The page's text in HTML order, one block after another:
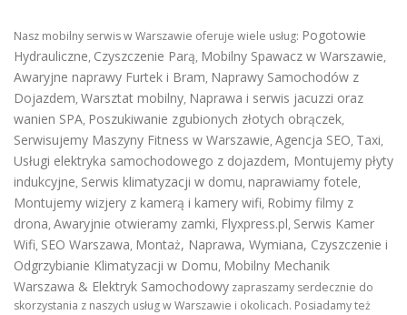
Nasz mobilny serwis w Warszawie oferuje wiele usług: Pogotowie
Hydrauliczne, Czyszczenie Parą, Mobilny Spawacz w Warszawie,
Awaryjne naprawy Furtek i Bram, Naprawy Samochodów z
Dojazdem, Warsztat mobilny, Naprawa i serwis jacuzzi oraz
wanien SPA, Poszukiwanie zgubionych złotych obrączek,
Serwisujemy Maszyny Fitness w Warszawie, Agencja SEO, Taxi,
Usługi elektryka samochodowego z dojazdem, Montujemy płyty
indukcyjne, Serwis klimatyzacji w domu, naprawiamy fotele,
Montujemy wizjery z kamerą i kamery wifi, Robimy filmy z
drona, Awaryjnie otwieramy zamki, Flyxpress.pl, Serwis Kamer
Wifi, SEO Warszawa, Montaż, Naprawa, Wymiana, Czyszczenie i
Odgrzybianie Klimatyzacji w Domu, Mobilny Mechanik
Warszawa & Elektryk Samochodowy zapraszamy serdecznie do
skorzystania z naszych usług w Warszawie i okolicach. Posiadamy też